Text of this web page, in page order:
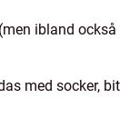
ibland
med socker,